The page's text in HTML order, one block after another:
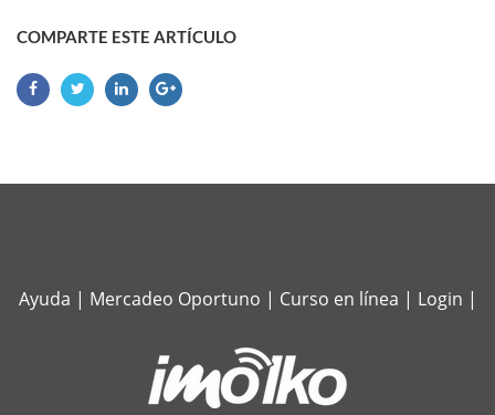
COMPARTE ESTE ARTÍCULO
Ayuda | Mercadeo Oportuno | Curso en línea | Login |